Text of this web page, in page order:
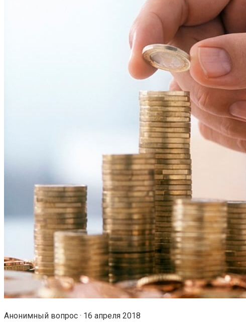
Анонимный вопрос · 16 апреля 2018